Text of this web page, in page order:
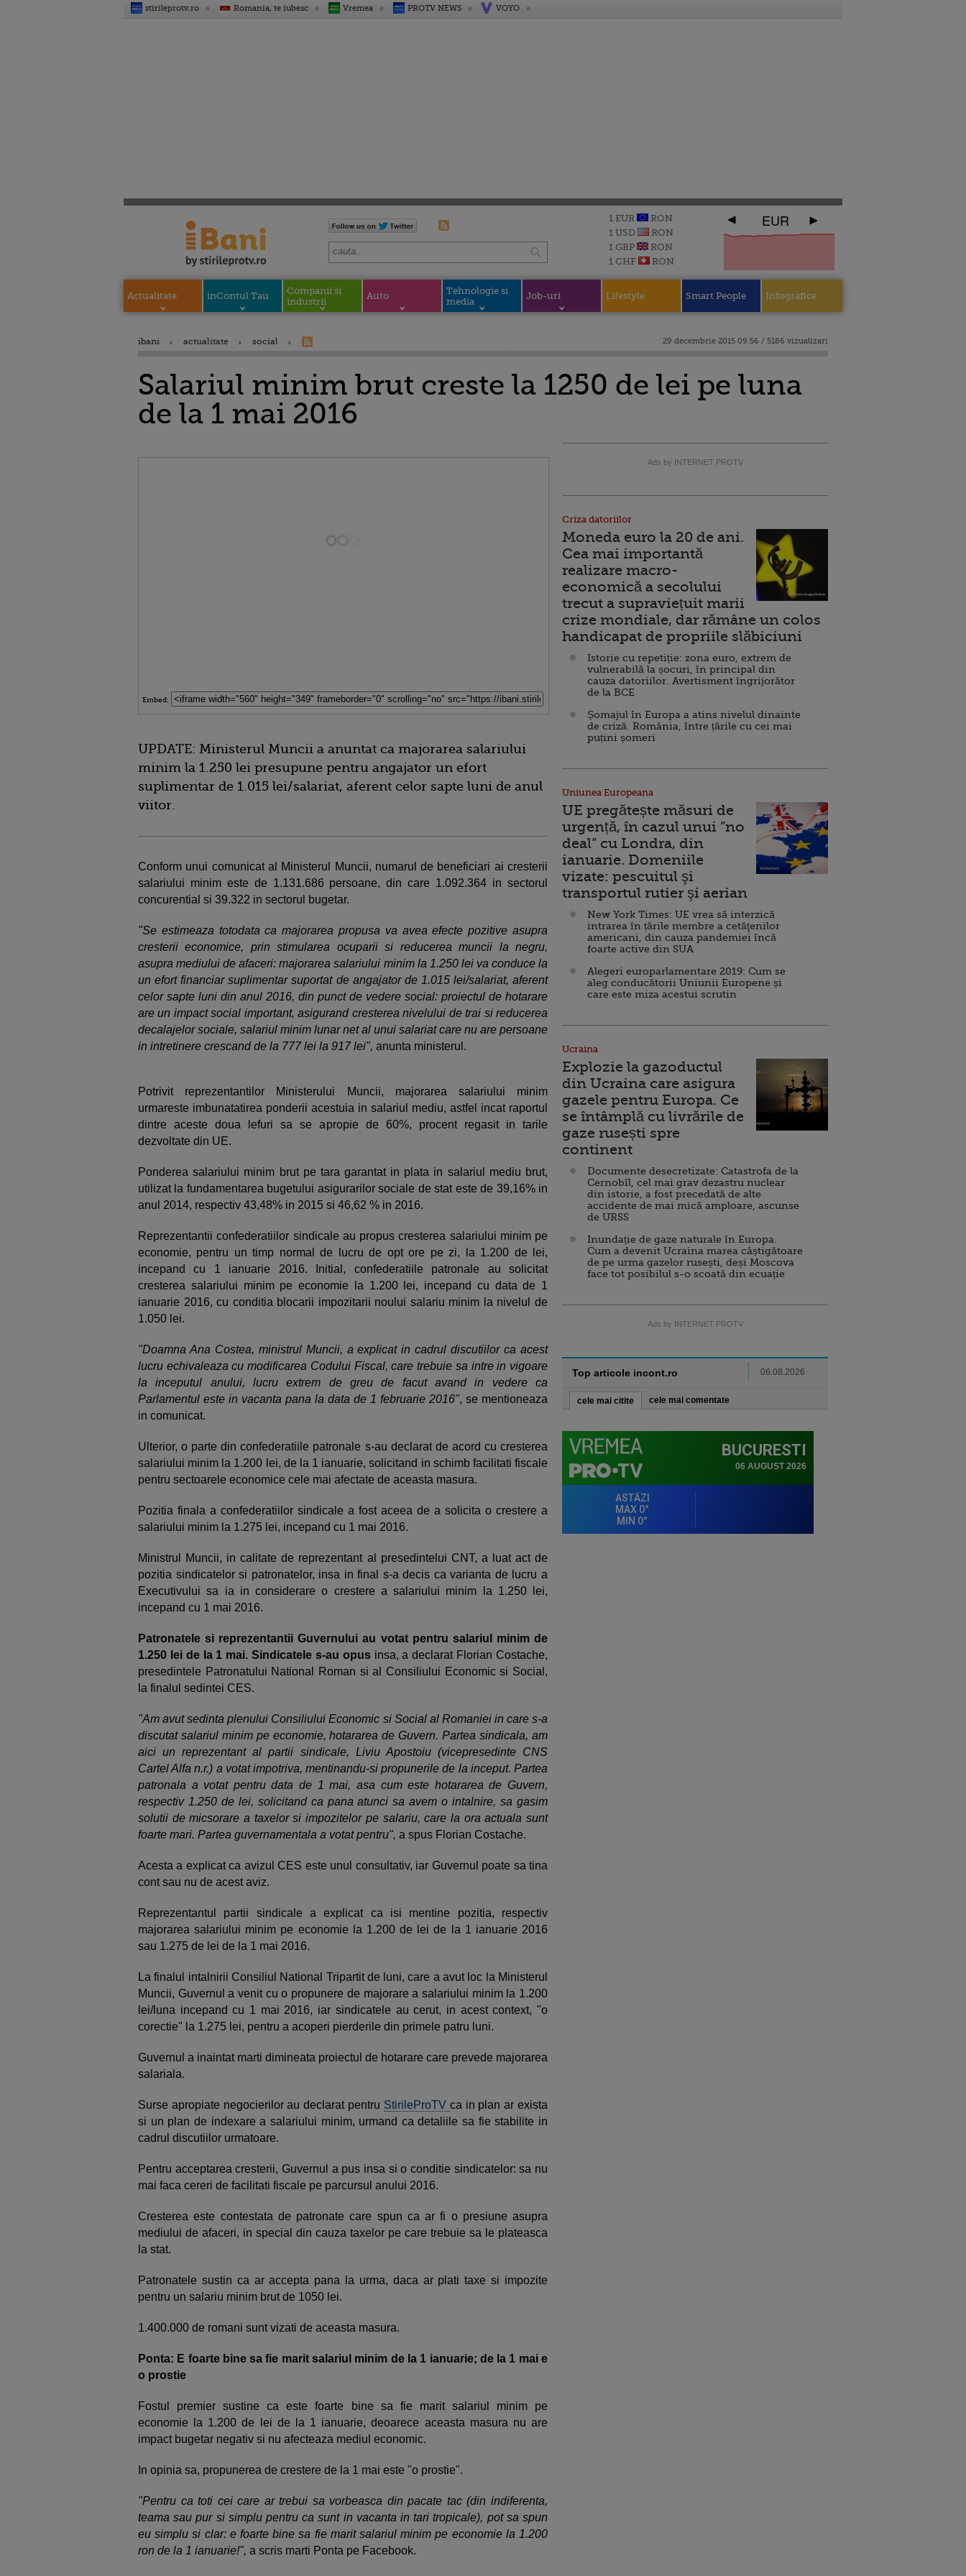
stirileprotv.ro Romania, te iubesc Vremea PROTV NEWS VOYO
1 EUR
RON
1 USD
RON
1 GBP
RON
1 CHF
RON
EUR
Actualitate inContul Tau
Companii si
industrii
Auto
Tehnologie si
media
Job-uri Lifestyle Smart People Infografice
ibani actualitate social 29 decembrie 2015 09:56 / 5186 vizualizari
Salariul minim brut creste la 1250 de lei pe luna
de la 1 mai 2016
Embed:
UPDATE: Ministerul Muncii a anuntat ca majorarea salariului
minim la 1.250 lei presupune pentru angajator un efort
suplimentar de 1.015 lei/salariat, aferent celor sapte luni de anul
viitor.
Conform unui comunicat al Ministerul Muncii, numarul de beneficiari ai cresterii
salariului minim este de 1.131.686 persoane, din care 1.092.364 in sectorul
concurential si 39.322 in sectorul bugetar.
"Se estimeaza totodata ca majorarea propusa va avea efecte pozitive asupra
cresterii economice, prin stimularea ocuparii si reducerea muncii la negru,
asupra mediului de afaceri: majorarea salariului minim la 1.250 lei va conduce la
un efort financiar suplimentar suportat de angajator de 1.015 lei/salariat, aferent
celor sapte luni din anul 2016, din punct de vedere social: proiectul de hotarare
are un impact social important, asigurand cresterea nivelului de trai si reducerea
decalajelor sociale, salariul minim lunar net al unui salariat care nu are persoane
in intretinere crescand de la 777 lei la 917 lei", anunta ministerul.
Potrivit reprezentantilor Ministerului Muncii, majorarea salariului minim
urmareste imbunatatirea ponderii acestuia in salariul mediu, astfel incat raportul
dintre aceste doua lefuri sa se apropie de 60%, procent regasit in tarile
dezvoltate din UE.
Ponderea salariului minim brut pe tara garantat in plata in salariul mediu brut,
utilizat la fundamentarea bugetului asigurarilor sociale de stat este de 39,16% in
anul 2014, respectiv 43,48% in 2015 si 46,62 % in 2016.
Reprezentantii confederatiilor sindicale au propus cresterea salariului minim pe
economie, pentru un timp normal de lucru de opt ore pe zi, la 1.200 de lei,
incepand cu 1 ianuarie 2016. Initial, confederatiile patronale au solicitat
cresterea salariului minim pe economie la 1.200 lei, incepand cu data de 1
ianuarie 2016, cu conditia blocarii impozitarii noului salariu minim la nivelul de
1.050 lei.
"Doamna Ana Costea, ministrul Muncii, a explicat in cadrul discutiilor ca acest
lucru echivaleaza cu modificarea Codului Fiscal, care trebuie sa intre in vigoare
la inceputul anului, lucru extrem de greu de facut avand in vedere ca
Parlamentul este in vacanta pana la data de 1 februarie 2016", se mentioneaza
in comunicat.
Ulterior, o parte din confederatiile patronale s-au declarat de acord cu cresterea
salariului minim la 1.200 lei, de la 1 ianuarie, solicitand in schimb facilitati fiscale
pentru sectoarele economice cele mai afectate de aceasta masura.
Pozitia finala a confederatiilor sindicale a fost aceea de a solicita o crestere a
salariului minim la 1.275 lei, incepand cu 1 mai 2016.
Ministrul Muncii, in calitate de reprezentant al presedintelui CNT, a luat act de
pozitia sindicatelor si patronatelor, insa in final s-a decis ca varianta de lucru a
Executivului sa ia in considerare o crestere a salariului minim la 1.250 lei,
incepand cu 1 mai 2016.
Patronatele si reprezentantii Guvernului au votat pentru salariul minim de
1.250 lei de la 1 mai. Sindicatele s-au opusinsa, a declarat Florian Costache,
presedintele Patronatului National Roman si al Consiliului Economic si Social,
la finalul sedintei CES.
"Am avut sedinta plenului Consiliului Economic si Social al Romaniei in care s-a
discutat salariul minim pe economie, hotararea de Guvern. Partea sindicala, am
aici un reprezentant al partii sindicale, Liviu Apostoiu (vicepresedinte CNS
Cartel Alfa n.r.) a votat impotriva, mentinandu-si propunerile de la inceput. Partea
patronala a votat pentru data de 1 mai, asa cum este hotararea de Guvern,
respectiv 1.250 de lei, solicitand ca pana atunci sa avem o intalnire, sa gasim
solutii de micsorare a taxelor si impozitelor pe salariu, care la ora actuala sunt
foarte mari. Partea guvernamentala a votat pentru", a spus Florian Costache.
Acesta a explicat ca avizul CES este unul consultativ, iar Guvernul poate sa tina
cont sau nu de acest aviz.
Reprezentantul partii sindicale a explicat ca isi mentine pozitia, respectiv
majorarea salariului minim pe economie la 1.200 de lei de la 1 ianuarie 2016
sau 1.275 de lei de la 1 mai 2016.
La finalul intalnirii Consiliul National Tripartit de luni, care a avut loc la Ministerul
Muncii, Guvernul a venit cu o propunere de majorare a salariului minim la 1.200
lei/luna incepand cu 1 mai 2016, iar sindicatele au cerut, in acest context, "o
corectie" la 1.275 lei, pentru a acoperi pierderile din primele patru luni.
Guvernul a inaintat marti dimineata proiectul de hotarare care prevede majorarea
salariala.
Surse apropiate negocierilor au declarat pentru StirileProTV ca in plan ar exista
si un plan de indexare a salariului minim, urmand ca detaliile sa fie stabilite in
cadrul discutiilor urmatoare.
Pentru acceptarea cresterii, Guvernul a pus insa si o conditie sindicatelor: sa nu
mai faca cereri de facilitati fiscale pe parcursul anului 2016.
Cresterea este contestata de patronate care spun ca ar fi o presiune asupra
mediului de afaceri, in special din cauza taxelor pe care trebuie sa le plateasca
la stat.
Patronatele sustin ca ar accepta pana la urma, daca ar plati taxe si impozite
pentru un salariu minim brut de 1050 lei.
1.400.000 de romani sunt vizati de aceasta masura.
Ponta: E foarte bine sa fie marit salariul minim de la 1 ianuarie; de la 1 mai e
o prostie
Fostul premier sustine ca este foarte bine sa fie marit salariul minim pe
economie la 1.200 de lei de la 1 ianuarie, deoarece aceasta masura nu are
impact bugetar negativ si nu afecteaza mediul economic.
In opinia sa, propunerea de crestere de la 1 mai este "o prostie".
"Pentru ca toti cei care ar trebui sa vorbeasca din pacate tac (din indiferenta,
teama sau pur si simplu pentru ca sunt in vacanta in tari tropicale), pot sa spun
eu simplu si clar: e foarte bine sa fie marit salariul minim pe economie la 1.200
ron de la 1 ianuarie!", a scris marti Ponta pe Facebook.
Ads by INTERNET PROTV
Criza datoriilor
Moneda euro la 20 de ani.
Cea mai importantă
realizare macro-
economică a secolului
trecut a supraviețuit marii
crize mondiale, dar rămâne un colos
handicapat de propriile slăbiciuni
Istorie cu repetiție: zona euro, extrem de
vulnerabilă la șocuri, în principal din
cauza datoriilor. Avertisment îngrijorător
de la BCE
Șomajul în Europa a atins nivelul dinainte
de criză. România, între țările cu cei mai
puțini șomeri
Uniunea Europeana
UE pregătește măsuri de
urgență, în cazul unui ”no
deal” cu Londra, din
ianuarie. Domeniile
vizate: pescuitul şi
transportul rutier şi aerian
New York Times: UE vrea să interzică
intrarea în țările membre a cetăţenilor
americani, din cauza pandemiei încă
foarte active din SUA
Alegeri europarlamentare 2019: Cum se
aleg conducătorii Uniunii Europene și
care este miza acestui scrutin
Ucraina
Explozie la gazoductul
din Ucraina care asigura
gazele pentru Europa. Ce
se întâmplă cu livrările de
gaze rusești spre
continent
Documente desecretizate: Catastrofa de la
Cernobîl, cel mai grav dezastru nuclear
din istorie, a fost precedată de alte
accidente de mai mică amploare, ascunse
de URSS
Inundație de gaze naturale în Europa.
Cum a devenit Ucraina marea câștigătoare
de pe urma gazelor rusești, deși Moscova
face tot posibilul s-o scoată din ecuație
Ads by INTERNET PROTV
Top articole incont.ro 06.08.2026
cele mai citite cele mai comentate